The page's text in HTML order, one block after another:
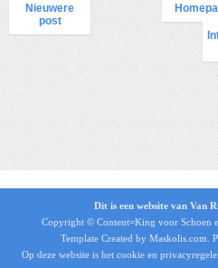
Nieuwere
post
Dit is een website van Van
Copyright © Content=King voor Schoen
Template Created by Maskolis.com.
Op deze website is het cookie en